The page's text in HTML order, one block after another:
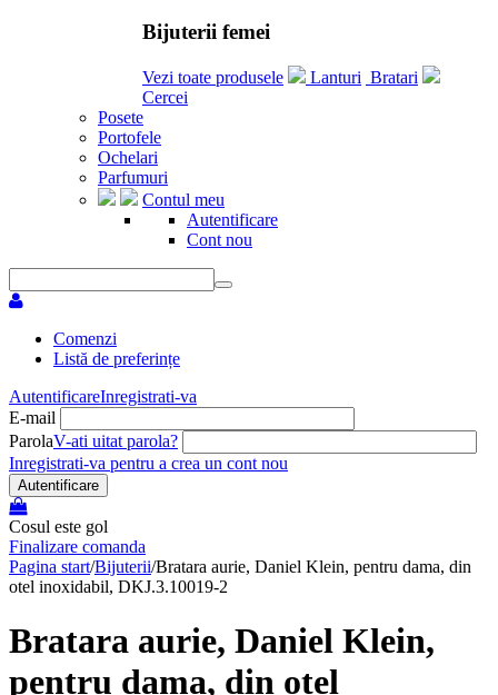
Bijuterii femei
Vezi toate produsele Lanturi Bratari
Cercei
Posete
Portofele
Ochelari
Parfumuri
Contul meu
Autentificare
Cont nou
Comenzi
Listă de preferințe
AutentificareInregistrati-va
E-mail
ParolaV-ati uitat parola?
Inregistrati-va pentru a crea un cont nou
Autentificare
Cosul este gol
Finalizare comanda
Pagina start/Bijuterii/Bratara aurie, Daniel Klein, pentru dama, din
otel inoxidabil, DKJ.3.10019-2
Bratara aurie, Daniel Klein,
pentru dama, din otel